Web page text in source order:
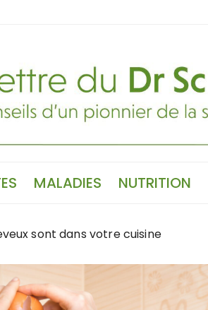
MALADIES NUTRITION
sont dans votre cuisine